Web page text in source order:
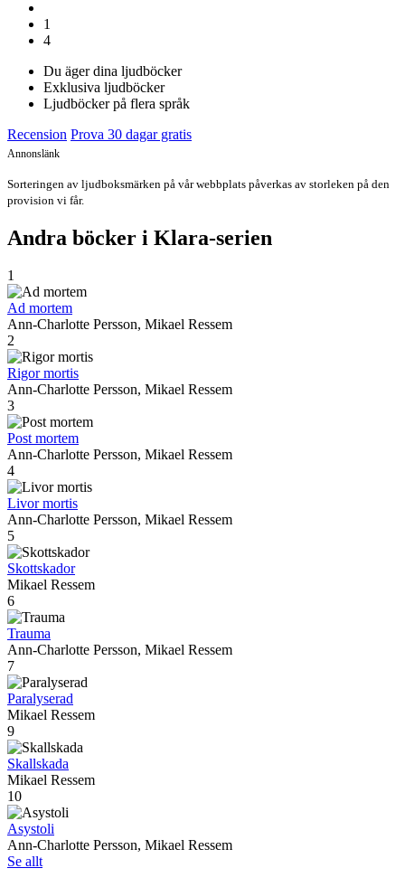
1
4
Du äger dina ljudböcker
Exklusiva ljudböcker
Ljudböcker på flera språk
Recension Prova 30 dagar gratis
Annonslänk
Sorteringen av ljudboksmärken på vår webbplats påverkas av storleken på den
provision vi får.
Andra böcker i Klara-serien
1
Ad mortem
Ann-Charlotte Persson, Mikael Ressem
2
Rigor mortis
Ann-Charlotte Persson, Mikael Ressem
3
Post mortem
Ann-Charlotte Persson, Mikael Ressem
4
Livor mortis
Ann-Charlotte Persson, Mikael Ressem
5
Skottskador
Mikael Ressem
6
Trauma
Ann-Charlotte Persson, Mikael Ressem
7
Paralyserad
Mikael Ressem
9
Skallskada
Mikael Ressem
10
Asystoli
Ann-Charlotte Persson, Mikael Ressem
Se allt